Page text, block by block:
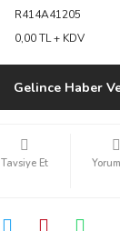
R414A41205
0,00 TL + KDV
Gelince Haber
Tavsiye Et